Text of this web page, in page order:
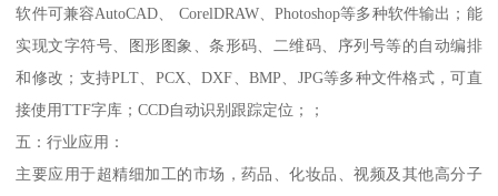
软件可兼容AutoCAD、 CorelDRAW、Photoshop等多种软件输出；能
实现文字符号、图形图象、条形码、二维码、序列号等的自动编排
和修改；支持PLT、PCX、DXF、BMP、JPG等多种文件格式，可直
接使用TTF字库；CCD自动识别跟踪定位；；
五：行业应用：
主要应用于超精细加工的市场，药品、化妆品、视频及其他高分子